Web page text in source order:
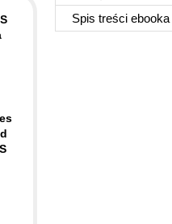
Spis treści ebooka